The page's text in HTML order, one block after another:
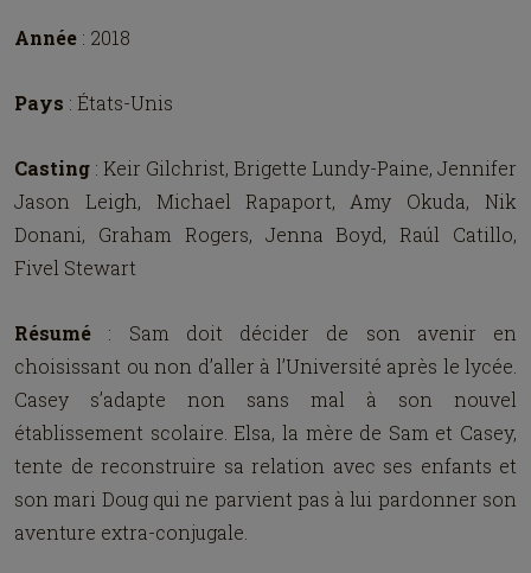
Année : 2018
Pays : États-Unis
Casting : Keir Gilchrist, Brigette Lundy-Paine, Jennifer
Jason Leigh, Michael Rapaport, Amy Okuda, Nik
Donani, Graham Rogers, Jenna Boyd, Raúl Catillo,
Fivel Stewart
Résumé : Sam doit décider de son avenir en
choisissant ou non d’aller à l’Université après le lycée.
Casey s’adapte non sans mal à son nouvel
établissement scolaire. Elsa, la mère de Sam et Casey,
tente de reconstruire sa relation avec ses enfants et
son mari Doug qui ne parvient pas à lui pardonner son
aventure extra-conjugale.